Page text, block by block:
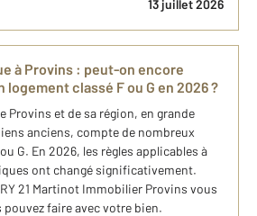
13 juillet 2026
à Provins : peut-on encore
logement classé F ou G en 2026 ?
Provins et de sa région, en grande
anciens, compte de nombreux
G. En 2026, les règles applicables à
ont changé significativement.
21 Martinot Immobilier Provins vous
pouvez faire avec votre bien.